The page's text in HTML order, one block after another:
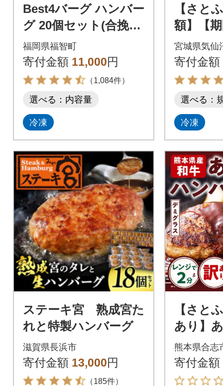
Best4バーグ ハンバー
グ 20個セット(合挽4
種 各5個)
福岡県福智町
寄付金額 11,000円
（1,084件）
選べる：内容量
冷凍
【さと
額】【
ジで簡
50個
宮城県気仙
寄付金額
選べる：
冷凍
ステーキ宮 熟成宮た
れと特製ハンバーグ
滋賀県長浜市
寄付金額 13,000円
（185件）
【さと
あり】
ンバー
個(合志
熊本県合志
寄付金額